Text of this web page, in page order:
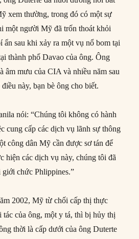
xem thường, trong đó có một sự
một người Mỹ đã trốn thoát khỏi
ẩn sau khi xảy ra một vụ nổ bom tại
thành phố Davao của ông. Ông
âm mưu của CIA và nhiều năm sau
này, bạn bè ông cho biết.
nói: “Chúng tôi không có hành
cung cấp các dịch vụ lãnh sự thông
công dân Mỹ cần được sơ tán để
hiện các dịch vụ này, chúng tôi đã
chức Phlippines.”
2002, Mỹ từ chối cấp thị thực
tác của ông, một y tá, thì bị hủy thị
thời là cấp dưới của ông Duterte